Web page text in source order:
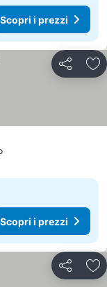
Scopri i prezzi
Condividi
Scopri i prezzi
Scopri i prezzi
Condividi